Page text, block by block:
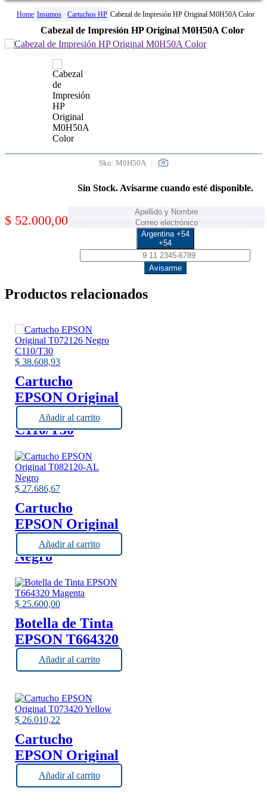
Home Insumos Cartuchos HP Cabezal de Impresión HP Original M0H50A Color
Cabezal de Impresión HP Original M0H50A Color
Sku: M0H50A
$ 52.000,00
Sin Stock. Avisarme cuando esté disponible.
Argentina +54
+54
Avisarme
Productos relacionados
$ 38.608,93
Cartucho
EPSON Original
T072126 Negro
C110/T30
Añadir al carrito
$ 27.686,67
Cartucho
EPSON Original
T082120-AL
Negro
Añadir al carrito
$ 25.600,00
Botella de Tinta
EPSON T664320
Magenta
Añadir al carrito
$ 26.010,22
Cartucho
EPSON Original
T073420 Yellow
Añadir al carrito